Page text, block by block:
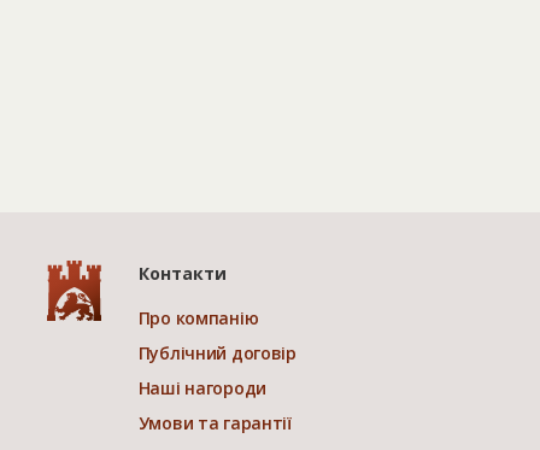
Контакти
Про компанію
Публічний договір
Наші нагороди
Умови та гарантії